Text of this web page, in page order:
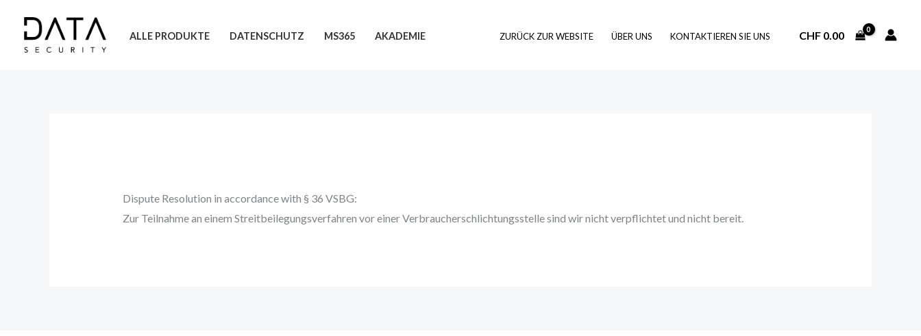
Inhalt
springen
ALLE PRODUKTE DATENSCHUTZ MS365 AKADEMIE ZURÜCK ZUR WEBSITE ÜBER UNS KONTAKTIEREN SIE UNS CHF0.00
Dispute Resolution in accordance with § 36 VSBG:
Zur Teilnahme an einem Streitbeilegungsverfahren vor einer Verbraucherschlichtungsstelle sind wir nicht verpflichtet und nicht bereit.